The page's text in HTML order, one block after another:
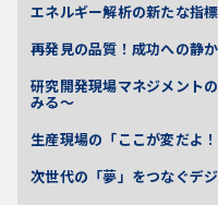
エネルギー解析の新たな指
再発見の品質！成功への静
研究開発現場マネジメント
みる〜
生産現場の「ここが変だよ！
次世代の「夢」をつなぐデ